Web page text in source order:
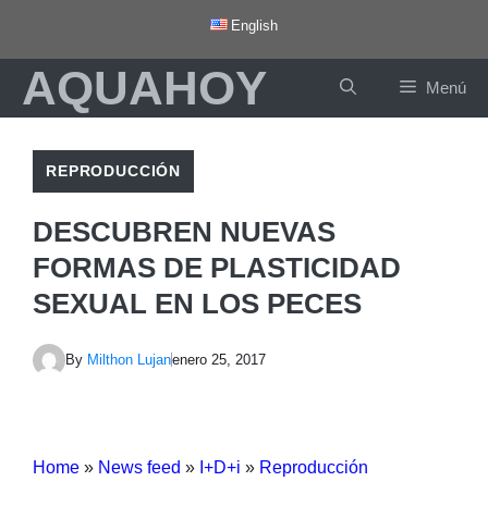
contenido
English
AQUAHOY Menú
REPRODUCCIÓN
DESCUBREN NUEVAS
FORMAS DE PLASTICIDAD
SEXUAL EN LOS PECES
By Milthon Lujanenero 25, 2017
Home » News feed » I+D+i » Reproducción